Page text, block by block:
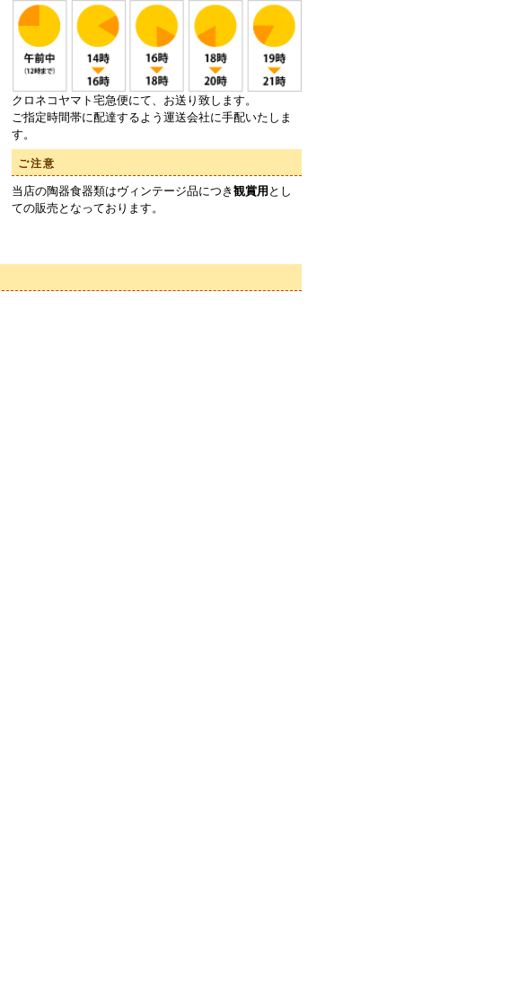
クロネコヤマト宅急便にて、お送り致します。
ご指定時間帯に配達するよう運送会社に手配いたしま
す。
ご注意
当店の陶器食器類はヴィンテージ品につき 観賞用 とし
ての販売となっております。